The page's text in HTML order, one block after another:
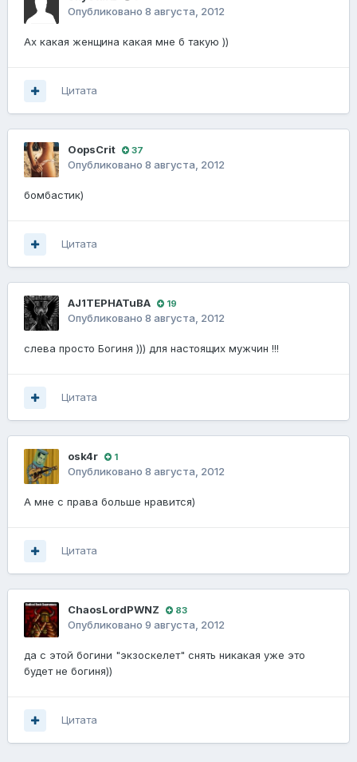
Опубликовано 8 августа, 2012
Ах какая женщина какая мне б такую ))
Цитата
OopsCrit 37
Опубликовано 8 августа, 2012
бомбастик)
Цитата
AJ1TEPHATuBA 19
Опубликовано 8 августа, 2012
слева просто Богиня ))) для настоящих мужчин !!!
Цитата
osk4r 1
Опубликовано 8 августа, 2012
А мне с права больше нравится)
Цитата
ChaosLordPWNZ 83
Опубликовано 9 августа, 2012
да с этой богини "экзоскелет" снять никакая уже это
будет не богиня))
Цитата